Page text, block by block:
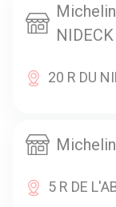
NIDECK
20 R DU
5 R DE